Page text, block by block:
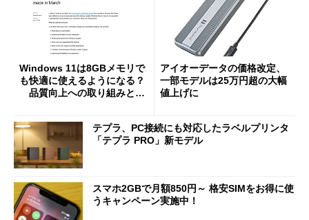
Windows 11は8GBメモリで
も快適に使えるようになる？
品質向上への取り組みと
アイオーデータの価格改定、
一部モデルは25万円超の大幅
値上げに
テプラ、PC接続にも対応したラベルプリンタ
「テプラ PRO」新モデル
スマホ2GBで月額850円～ 格安SIMをお得に使
うキャンペーン実施中！